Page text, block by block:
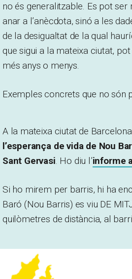
no és generalitzable. Es pot
anar a l’anècdota, sinó a les
de la desigualtat de la qual
que sigui a la mateixa ciutat,
més anys o menys.
Exemples concrets que no són
A la mateixa ciutat de
l’esperança de vida de Nou
Sant Gervasi. Ho diu l’informe
Si ho mirem per barris, hi ha
Baró (Nou Barris) es viu DE
quilòmetres de distància, al